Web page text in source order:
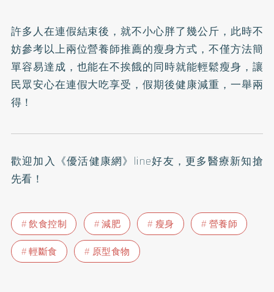
許多人在連假結束後，就不小心胖了幾公斤，此時不
妨參考以上兩位營養師推薦的瘦身方式，不僅方法簡
單容易達成，也能在不挨餓的同時就能輕鬆瘦身，讓
民眾安心在連假大吃享受，假期後健康減重，一舉兩
得！
歡迎加入 《優活健康網》line好友 ，更多醫療新知搶
先看！
飲食控制 減肥 瘦身
營養師
輕斷食
原型食物